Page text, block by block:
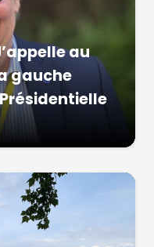
au
gauche